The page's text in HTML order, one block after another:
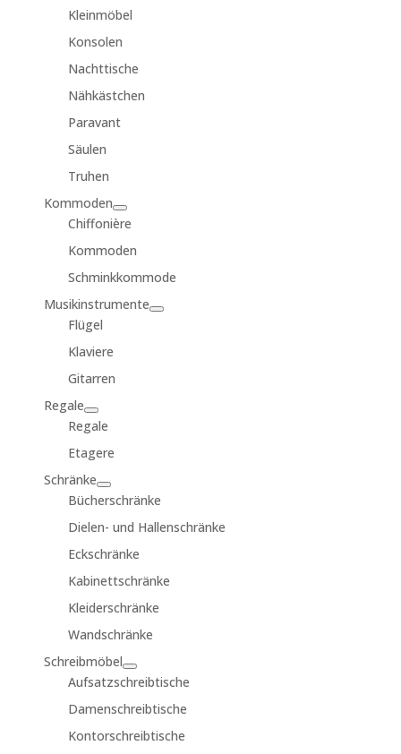
Kleinmöbel
Konsolen
Nachttische
Nähkästchen
Paravant
Säulen
Truhen
Kommoden
Chiffonière
Kommoden
Schminkkommode
Musikinstrumente
Flügel
Klaviere
Gitarren
Regale
Regale
Etagere
Schränke
Bücherschränke
Dielen- und Hallenschränke
Eckschränke
Kabinettschränke
Kleiderschränke
Wandschränke
Schreibmöbel
Aufsatzschreibtische
Damenschreibtische
Kontorschreibtische